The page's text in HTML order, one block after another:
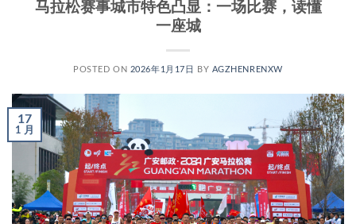
马拉松赛事城市特色凸显：一场比赛，读懂
一座城
POSTED ON 2026年1月17日 BY AGZHENRENXW
17
1 月